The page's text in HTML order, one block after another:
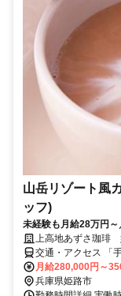
山岳リゾート風
ッフ)
未経験も月給28万円
上高地あずさ珈琲
交通・アクセス 「
月給280,000円～
兵庫県姫路市